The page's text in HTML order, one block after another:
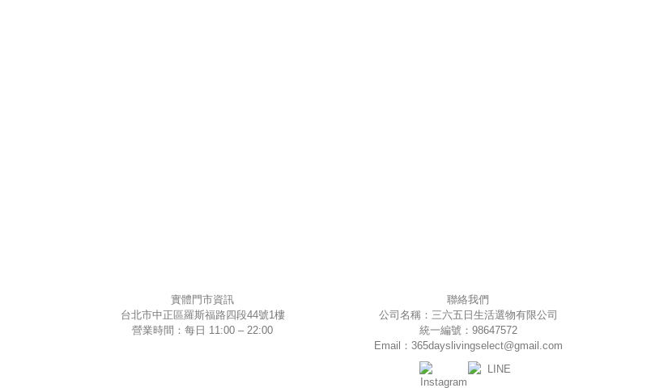
實體門市資訊
台北市中正區羅斯福路四段44號1樓
營業時間：每日 11:00 – 22:00
聯絡我們
公司名稱：三六五日生活選物有限公司
統一編號：98647572
Email：365dayslivingselect@gmail.com